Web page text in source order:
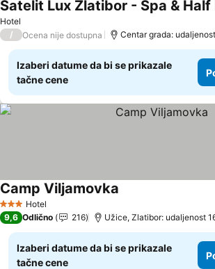
Hotel
/ Ocena nije dostupna Centar grada:
Izaberi datume da bi se prikazale
tačne cene
3 Zvezdice
Hotel
Camp Viljamovka
9,6 Odlično 216 Užice, Zlatibor: udaljenost
Izaberi datume da bi se prikazale
tačne cene